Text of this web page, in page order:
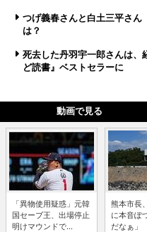
つげ義春さんと白土三平さ
は？
死去した丹羽宇一郎さんは
ど読書』ベストセラーに
動画で見る
「異物使用疑惑」元韓
国セーブ王、出場停止
明けマウンドで...
熊本市長
に本音ぽ
だなぁ」